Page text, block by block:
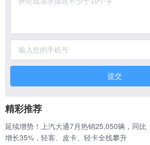
提交
精彩推荐
延续增势！上汽大通7月热销25,050辆，同比
增长35%，轻客、皮卡、轻卡全线攀升